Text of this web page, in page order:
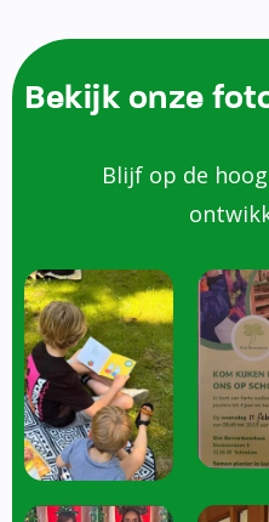
Bekijk onze
Blijf op de